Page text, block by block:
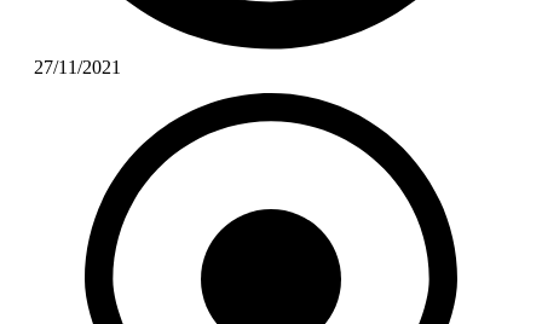
27/11/2021